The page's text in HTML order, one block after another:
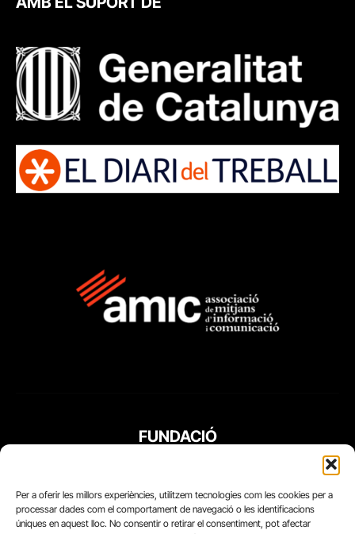
Per a oferir les millors experiències, utilitzem tecnologies com les cookies per a
processar dades com el comportament de navegació o les identificacions
úniques en aquest lloc. No consentir o retirar el consentiment, pot afectar
FUNDACIÓ